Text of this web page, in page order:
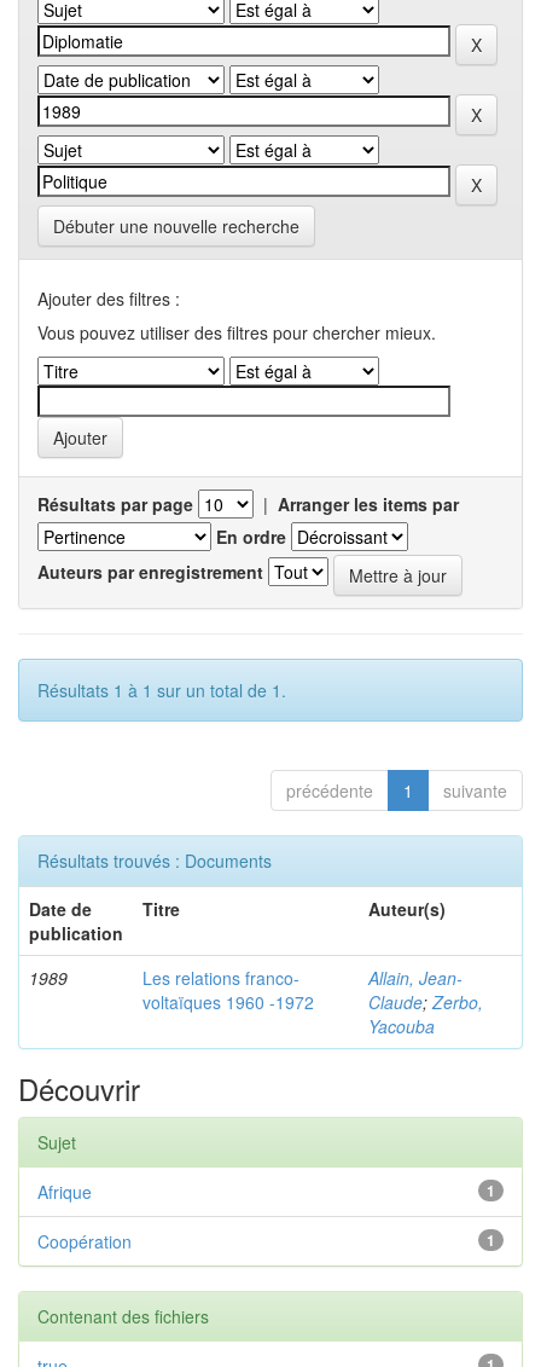
Débuter une nouvelle recherche
Ajouter des filtres :
Vous pouvez utiliser des filtres pour chercher mieux.
Résultats par page | Arranger les items par
En ordre
Auteurs par enregistrement
Résultats 1 à 1 sur un total de 1.
précédente 1 suivante
Résultats trouvés : Documents
Date de
publication
Titre Auteur(s)
1989
Les relations franco-
voltaïques 1960 -1972
Allain, Jean-
Claude; Zerbo,
Yacouba
Découvrir
Sujet
1
Afrique
1
Coopération
Contenant des fichiers